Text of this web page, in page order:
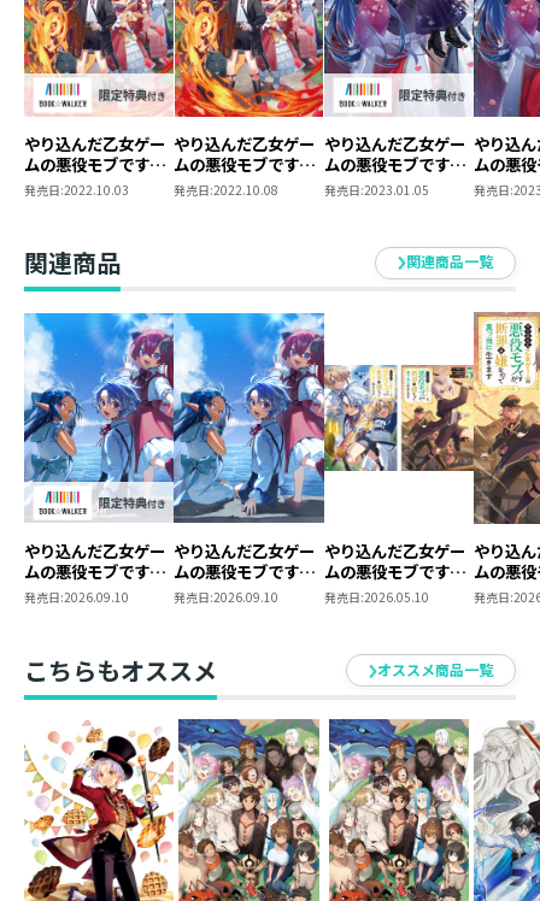
力を認め合った２人の距離は急速に縮まって！？
「僕達、今日から家族だろ？」
“型破りな腹黒神童”のハートフル家族再創造計画、第14
弾！
・MIZUNA
め、七転び八起きで奮闘するリッド君の活躍にご期待く
ださい。そして、14巻はコミックス5巻と同時発売です。
ぜひ、ノベルとコミックスをご一緒にお楽しみくださ
い！
やり込んだ乙女ゲー
ムの悪役モブです
が、断罪は嫌なので
真っ当に生きます
電子書籍限定SS付
き】
発売日:2022.10.03
やり込んだ乙女ゲー
ムの悪役モブです
が、断罪は嫌なので
真っ当に生きます
発売日:2022.10.08
やり込んだ乙女ゲー
ムの悪役モブです
が、断罪は嫌なので
真っ当に生きます
限定書き下ろしSS＆
電子書籍限定SS付
発売日:2023.01.05
やり込
ムの悪
が、断
真っ当
発売日:
関連商品 関連商品一覧
やり込んだ乙女ゲー
ムの悪役モブです
が、断罪は嫌なので
き】
発売日:2026.09.10
やり込んだ乙女ゲー
ムの悪役モブです
が、断罪は嫌なので
発売日:2026.09.10
やり込んだ乙女ゲー
ムの悪役モブです
が、断罪は嫌なので
ミックス第5巻 2冊
同時購入セット【特
典SS付き】
発売日:2026.05.10
やり込
ムの悪
が、断
発売日:
こちらもオススメ オススメ商品一覧